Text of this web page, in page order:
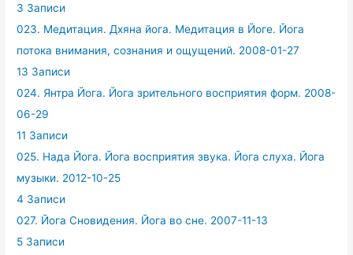
3 Записи
023. Медитация. Дхяна йога. Медитация в Йоге. Йога
потока внимания, сознания и ощущений. 2008-01-27
13 Записи
024. Янтра Йога. Йога зрительного восприятия форм. 2008-
06-29
11 Записи
025. Нада Йога. Йога восприятия звука. Йога слуха. Йога
музыки. 2012-10-25
4 Записи
027. Йога Сновидения. Йога во сне. 2007-11-13
5 Записи